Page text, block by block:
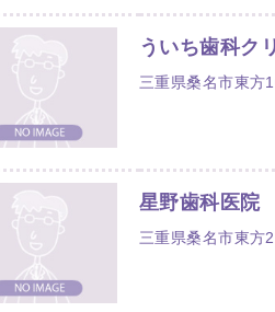
ういち歯科ク
三重県桑名市東方
星野歯科医院
三重県桑名市東方